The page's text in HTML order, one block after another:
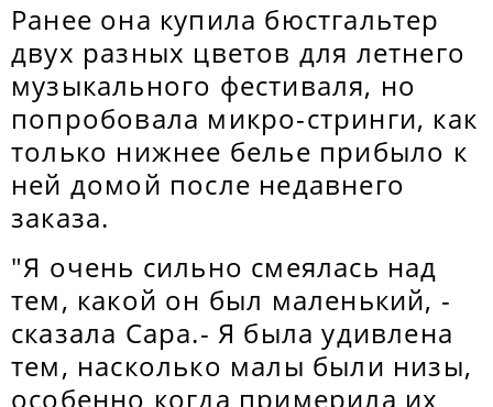
Ранее она купила бюстгальтер
двух разных цветов для летнего
музыкального фестиваля, но
попробовала микро-стринги, как
только нижнее белье прибыло к
ней домой после недавнего
заказа.
"Я очень сильно смеялась над
тем, какой он был маленький, -
сказала Сара.- Я была удивлена
тем, насколько малы были низы,
особенно когда примерила их